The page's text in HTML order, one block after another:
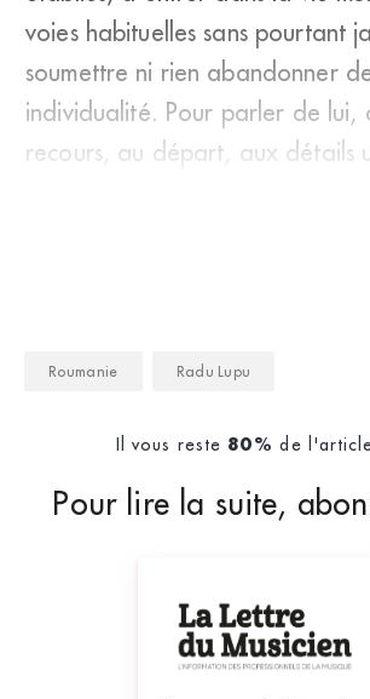
voies habituelles sans pourtant
soumettre ni rien abandonner
individualité. Pour parler de lui,
recours, au départ, aux détails
Roumanie Radu Lupu
Il vous reste 80% de
Pour lire la suite,